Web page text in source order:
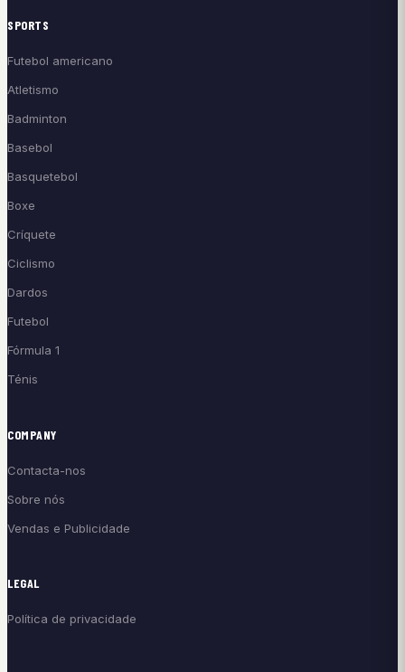
SPORTS
Futebol americano
Atletismo
Badminton
Basebol
Basquetebol
Boxe
Críquete
Ciclismo
Dardos
Futebol
Fórmula 1
Ténis
COMPANY
Contacta-nos
Sobre nós
Vendas e Publicidade
LEGAL
Política de privacidade